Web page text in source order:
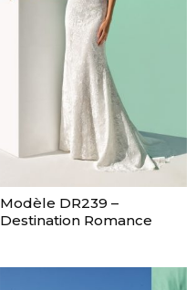
Modèle DR239 –
Destination Romance